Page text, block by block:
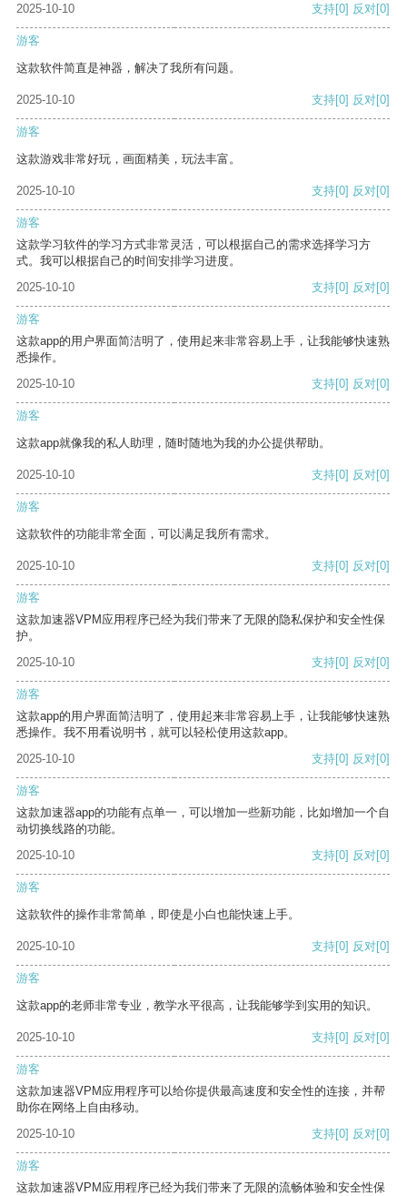
2025-10-10
支持[0] 反对[0]
游客
这款软件简直是神器，解决了我所有问题。
2025-10-10 支持[0] 反对[0]
游客
这款游戏非常好玩，画面精美，玩法丰富。
2025-10-10 支持[0] 反对[0]
游客
这款学习软件的学习方式非常灵活，可以根据自己的需求选择学习方
式。我可以根据自己的时间安排学习进度。
2025-10-10
支持[0] 反对[0]
游客
这款app的用户界面简洁明了，使用起来非常容易上手，让我能够快速熟
悉操作。
2025-10-10
支持[0] 反对[0]
游客
这款app就像我的私人助理，随时随地为我的办公提供帮助。
2025-10-10 支持[0] 反对[0]
游客
这款软件的功能非常全面，可以满足我所有需求。
2025-10-10 支持[0] 反对[0]
游客
这款加速器VPM应用程序已经为我们带来了无限的隐私保护和安全性保
护。
2025-10-10
支持[0] 反对[0]
游客
这款app的用户界面简洁明了，使用起来非常容易上手，让我能够快速熟
悉操作。我不用看说明书，就可以轻松使用这款app。
2025-10-10
支持[0] 反对[0]
游客
这款加速器app的功能有点单一，可以增加一些新功能，比如增加一个自
动切换线路的功能。
2025-10-10
支持[0] 反对[0]
游客
这款软件的操作非常简单，即使是小白也能快速上手。
2025-10-10 支持[0] 反对[0]
游客
这款app的老师非常专业，教学水平很高，让我能够学到实用的知识。
2025-10-10 支持[0] 反对[0]
游客
这款加速器VPM应用程序可以给你提供最高速度和安全性的连接，并帮
助你在网络上自由移动。
2025-10-10
支持[0] 反对[0]
游客
这款加速器VPM应用程序已经为我们带来了无限的流畅体验和安全性保